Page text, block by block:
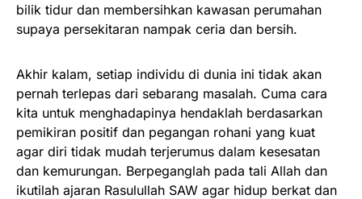
bilik tidur dan membersihkan kawasan perumahan
supaya persekitaran nampak ceria dan bersih.
Akhir kalam, setiap individu di dunia ini tidak akan
pernah terlepas dari sebarang masalah. Cuma cara
kita untuk menghadapinya hendaklah berdasarkan
pemikiran positif dan pegangan rohani yang kuat
agar diri tidak mudah terjerumus dalam kesesatan
dan kemurungan. Berpeganglah pada tali Allah dan
ikutilah ajaran Rasulullah SAW agar hidup berkat dan